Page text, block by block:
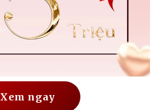
Xem ngay